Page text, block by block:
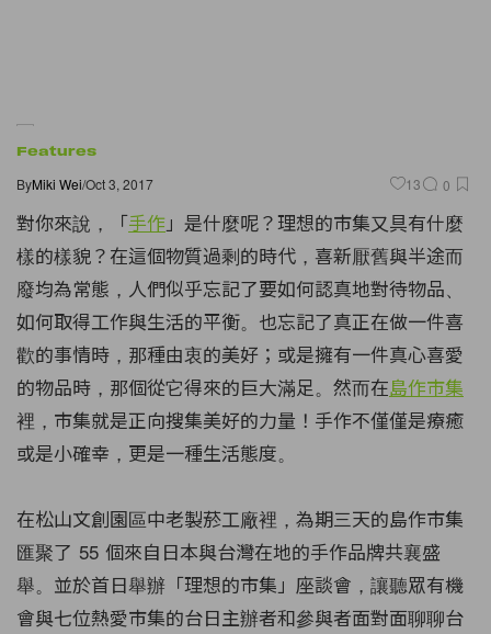
Features
ByMiki Wei/Oct 3, 2017 13 0
對你來說，「手作 」是什麼呢？理想的市集又具有什麼
樣的樣貌？在這個物質過剩的時代，喜新厭舊與半途而
廢均為常態，人們似乎忘記了要如何認真地對待物品、
如何取得工作與生活的平衡。也忘記了真正在做一件喜
歡的事情時，那種由衷的美好；或是擁有一件真心喜愛
的物品時，那個從它得來的巨大滿足。然而在島作市集
裡，市集就是正向搜集美好的力量！手作不僅僅是療癒
或是小確幸，更是一種生活態度。
在松山文創園區中老製菸工廠裡，為期三天的島作市集
匯聚了 55 個來自日本與台灣在地的手作品牌共襄盛
舉。並於首日舉辦「理想的市集」座談會，讓聽眾有機
會與七位熱愛市集的台日主辦者和參與者面對面聊聊台